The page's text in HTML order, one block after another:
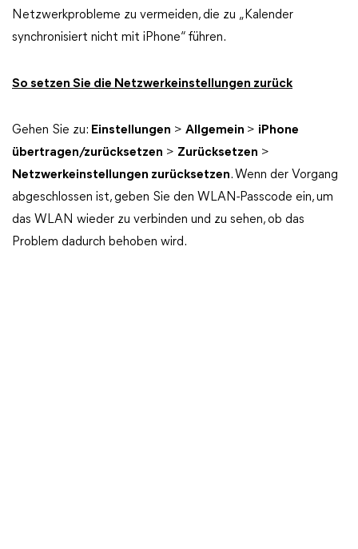
Netzwerkprobleme zu vermeiden, die zu „Kalender
synchronisiert nicht mit iPhone“ führen.
So setzen Sie die Netzwerkeinstellungen zurück
Gehen Sie zu: Einstellungen > Allgemein > iPhone
übertragen/zurücksetzen > Zurücksetzen >
Netzwerkeinstellungen zurücksetzen. Wenn der Vorgang
abgeschlossen ist, geben Sie den WLAN-Passcode ein, um
das WLAN wieder zu verbinden und zu sehen, ob das
Problem dadurch behoben wird.